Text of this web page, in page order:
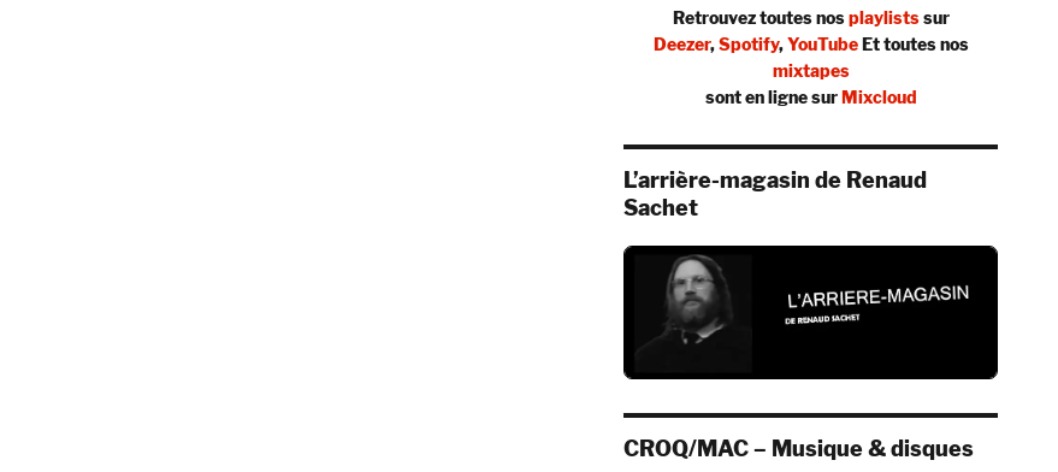
Retrouvez toutes nosplaylistssur
Deezer,Spotify,YouTubeEt toutes nos
mixtapes
sont en ligne surMixcloud
L’arrière-magasin de Renaud
Sachet
CROQ/MAC – Musique & disques